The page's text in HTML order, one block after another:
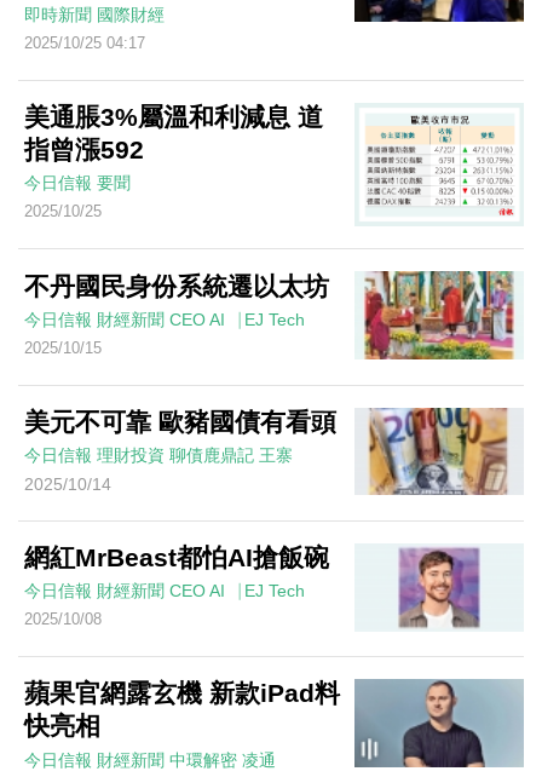
即時新聞 國際財經
2025/10/25 04:17
美通脹3%屬溫和利減息 道
指曾漲592
今日信報 要聞
2025/10/25
不丹國民身份系統遷以太坊
今日信報 財經新聞 CEO AI⎹ EJ Tech
2025/10/15
美元不可靠 歐豬國債有看頭
今日信報 理財投資 聊債鹿鼎記 王寨
2025/10/14
網紅MrBeast都怕AI搶飯碗
今日信報 財經新聞 CEO AI⎹ EJ Tech
2025/10/08
蘋果官網露玄機 新款iPad料
快亮相
今日信報 財經新聞 中環解密 凌通